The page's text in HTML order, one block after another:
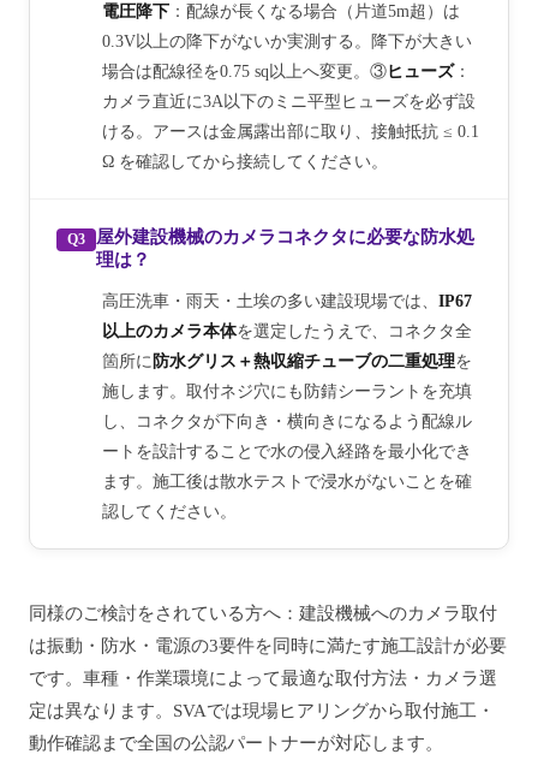
電圧降下 ：配線が長くなる場合（片道5m超）は
0.3V以上の降下がないか実測する。降下が大きい
場合は配線径を0.75 sq以上へ変更。③ ヒューズ：
カメラ直近に3A以下のミニ平型ヒューズを必ず設
ける。アースは金属露出部に取り、接触抵抗 ≤ 0.1
Ω を確認してから接続してください。
Q3
屋外建設機械のカメラコネクタに必要な防水処
理は？
高圧洗車・雨天・土埃の多い建設現場では、 IP67
以上のカメラ本体を選定したうえで、コネクタ全
箇所に 防水グリス＋熱収縮チューブの二重処理を
施します。取付ネジ穴にも防錆シーラントを充填
し、コネクタが下向き・横向きになるよう配線ル
ートを設計することで水の侵入経路を最小化でき
ます。施工後は散水テストで浸水がないことを確
認してください。
同様のご検討をされている方へ：建設機械へのカメラ取付
は振動・防水・電源の3要件を同時に満たす施工設計が必要
です。車種・作業環境によって最適な取付方法・カメラ選
定は異なります。SVAでは現場ヒアリングから取付施工・
動作確認まで全国の公認パートナーが対応します。